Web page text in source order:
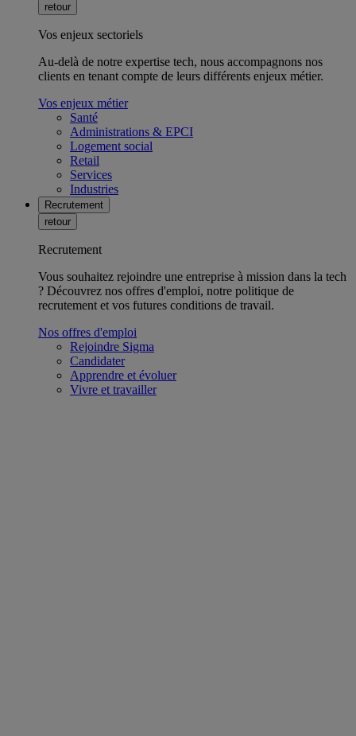
retour
Vos enjeux sectoriels
Au-delà de notre expertise tech, nous accompagnons nos
clients en tenant compte de leurs différents enjeux métier.
Vos enjeux métier
Santé
Administrations & EPCI
Logement social
Retail
Services
Industries
Recrutement
retour
Recrutement
Vous souhaitez rejoindre une entreprise à mission dans la tech
? Découvrez nos offres d'emploi, notre politique de
recrutement et vos futures conditions de travail.
Nos offres d'emploi
Rejoindre Sigma
Candidater
Apprendre et évoluer
Vivre et travailler